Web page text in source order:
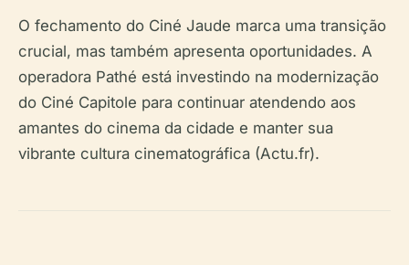
O fechamento do Ciné Jaude marca uma transição
crucial, mas também apresenta oportunidades. A
operadora Pathé está investindo na modernização
do Ciné Capitole para continuar atendendo aos
amantes do cinema da cidade e manter sua
vibrante cultura cinematográfica (Actu.fr).